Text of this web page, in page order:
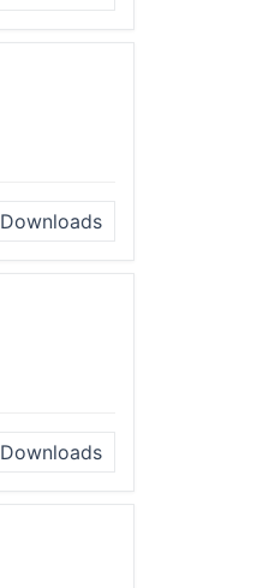
Downloads
Downloads